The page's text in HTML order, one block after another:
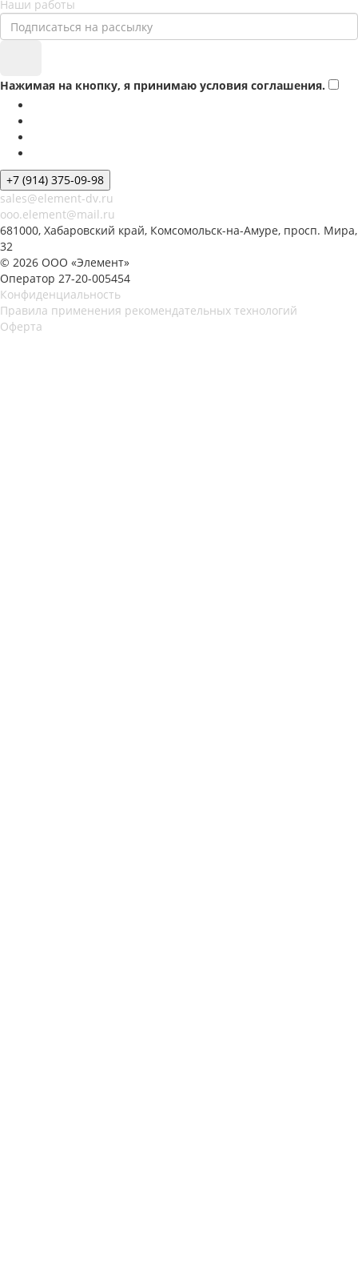
Наши работы
Нажимая на кнопку, я принимаю условия соглашения.
+7 (914) 375-09-98
sales@element-dv.ru
ooo.element@mail.ru
681000, Хабаровский край, Комсомольск-на-Амуре, просп. Мира,
32
© 2026 ООО «Элемент»
Оператор 27-20-005454
Конфиденциальность
Правила применения рекомендательных технологий
Оферта